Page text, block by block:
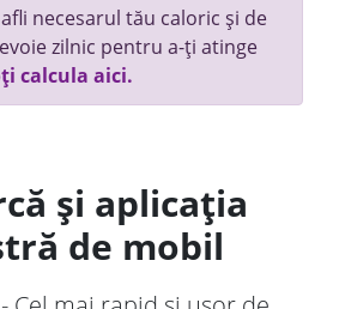
necesarul tău caloric și de
zilnic pentru a-ți atinge
calcula aici.
și aplicația
de mobil